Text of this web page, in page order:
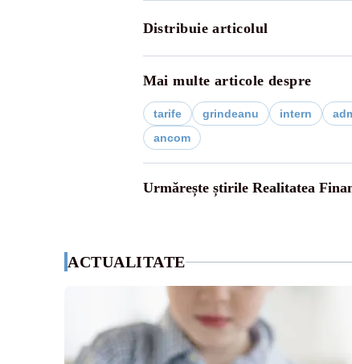
Distribuie articolul
Mai multe articole despre
tarife grindeanu intern
ancom
Urmărește știrile Realitatea
ACTUALITATE